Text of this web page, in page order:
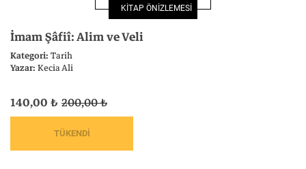
Felsefe Kesişimler
İnsan ve Toplum
KİTAP ÖNİZLEMESİ
İmam Şâfiî: Alim ve Veli
Kategori:Tarih
Yazar:Kecia Ali
140,00 ₺ 200,00 ₺